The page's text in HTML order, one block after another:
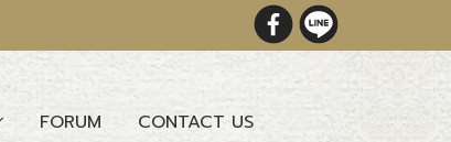
FORUM CONTACT US